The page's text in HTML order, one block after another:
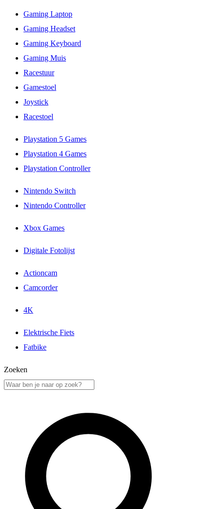
Gaming Laptop
Gaming Headset
Gaming Keyboard
Gaming Muis
Racestuur
Gamestoel
Joystick
Racestoel
Playstation 5 Games
Playstation 4 Games
Playstation Controller
Nintendo Switch
Nintendo Controller
Xbox Games
Digitale Fotolijst
Actioncam
Camcorder
4K
Elektrische Fiets
Fatbike
Zoeken